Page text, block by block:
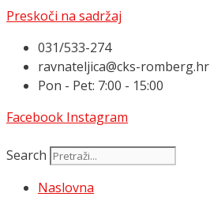
Preskoči na sadržaj
031/533-274
ravnateljica@cks-romberg.hr
Pon - Pet: 7:00 - 15:00
Facebook Instagram
Search
Naslovna